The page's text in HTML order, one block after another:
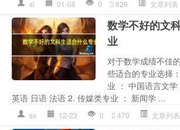
sl 01-06 0 629 文章列表
数学不好的文
业
对于数学成绩不佳
些适合的专业选择
业 ： 中国语言文
英语 日语 法语 2. 传媒类专业 ： 新闻学 ...
sx 12-23 0 470 文章列表